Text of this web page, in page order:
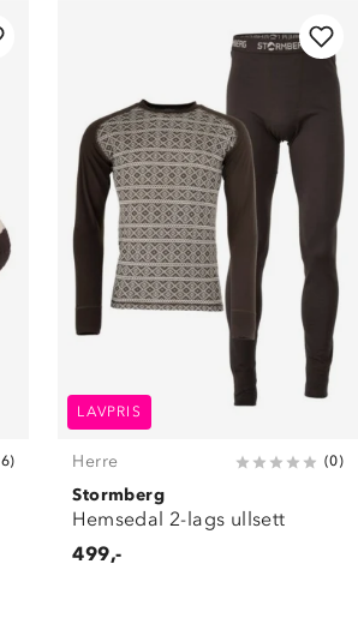
6)
LAVPRIS
Herre (0)
Stormberg
Hemsedal 2-lags ullsett
499,-